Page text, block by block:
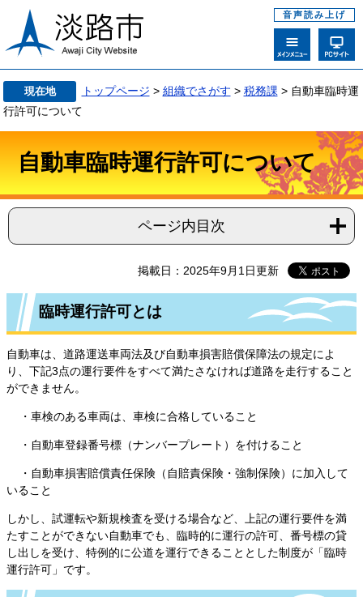
音声読み上げ
現在地 トップページ > 組織でさがす > 税務課 > 自動車臨時運
行許可について
自動車臨時運行許可について
ページ内目次
掲載日：2025年9月1日更新
臨時運行許可とは
自動車は、道路運送車両法及び自動車損害賠償保障法の規定によ
り、下記3点の運行要件をすべて満たさなければ道路を走行すること
ができません。
・車検のある車両は、車検に合格していること
・自動車登録番号標（ナンバープレート）を付けること
・自動車損害賠償責任保険（自賠責保険・強制保険）に加入して
いること
しかし、試運転や新規検査を受ける場合など、上記の運行要件を満
たすことができない自動車でも、臨時的に運行の許可、番号標の貸
し出しを受け、特例的に公道を運行できることとした制度が「臨時
運行許可」です。